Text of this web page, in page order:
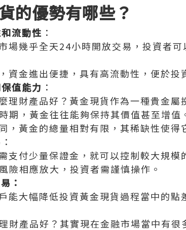
的優勢有哪些？
流動性 ：
場幾乎全天24小時開放交易，投資者
資金進出便捷，具有高流動性，便於投
值能力 ：
理財產品好？黃金現貨作為一種貴金
期，黃金往往能夠保持其價值甚至增值
，黃金的總量相對有限，其稀缺性使得
：
支付少量保證金，就可以控制較大規
險相應放大，投資者需謹慎操作。
：
能大幅降低投資黃金現貨過程當中的點
財產品好？其實現在金融市場當中有